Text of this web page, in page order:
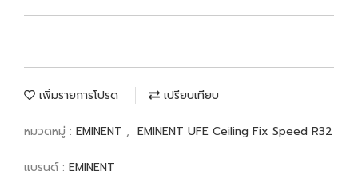
เพิ่มรายการโปรด เปรียบเทียบ
หมวดหมู่ : EMINENT , EMINENT UFE Ceiling Fix Speed R32
แบรนด์ : EMINENT